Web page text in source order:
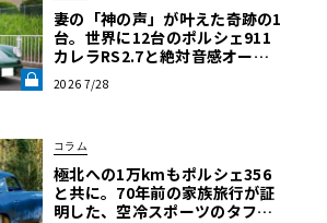
妻の「神の声」が叶えた奇跡の1
台。世界に12台のポルシェ911
カレラRS2.7と絶対音感オーナ
体験】《LE VOLANT LAB》
2026 7/28
コラム
極北への1万kmもポルシェ356
と共に。70年前の家族旅行が証
明した、空冷スポーツのタフな